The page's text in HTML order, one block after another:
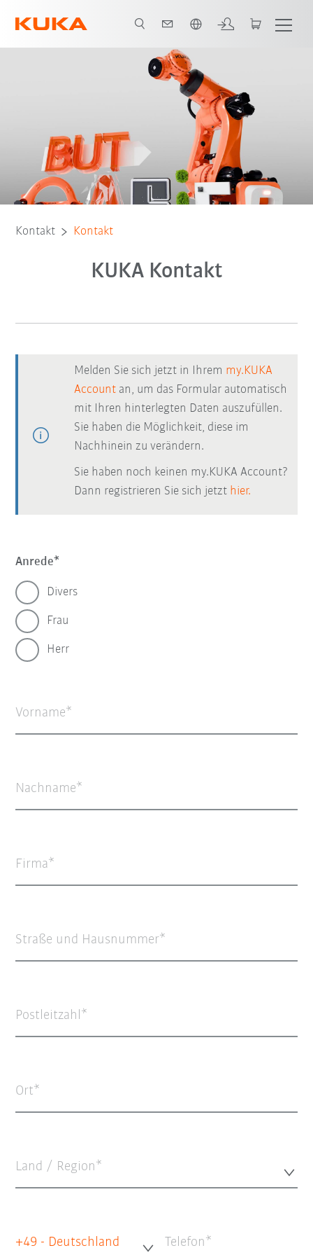
Kontakt Kontakt
KUKA Kontakt
Melden Sie sich jetzt in Ihrem my.KUKA
Account an, um das Formular automatisch
mit Ihren hinterlegten Daten auszufüllen.
Sie haben die Möglichkeit, diese im
Nachhinein zu verändern.
Sie haben noch keinen my.KUKA Account?
Dann registrieren Sie sich jetzt hier.
Anrede
Divers
Frau
Herr
Vorname
Nachname
Firma
Straße und Hausnummer
Postleitzahl
Ort
Land / Region*
+49 - Deutschland Telefon